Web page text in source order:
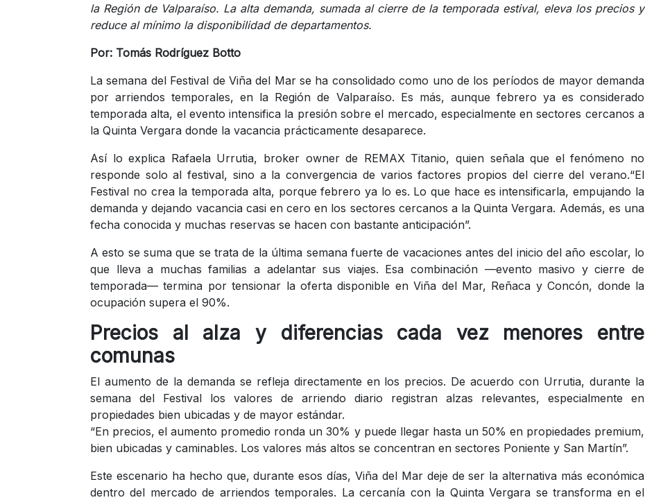
la Región de Valparaíso. La alta demanda, sumada al cierre de la temporada estival, eleva los precios y
reduce al mínimo la disponibilidad de departamentos.
Por: Tomás Rodríguez Botto
La semana del Festival de Viña del Mar se ha consolidado como uno de los períodos de mayor demanda
por arriendos temporales, en la Región de Valparaíso. Es más, aunque febrero ya es considerado
temporada alta, el evento intensifica la presión sobre el mercado, especialmente en sectores cercanos a
la Quinta Vergara donde la vacancia prácticamente desaparece.
Así lo explica Rafaela Urrutia, broker owner de REMAX Titanio, quien señala que el fenómeno no
responde solo al festival, sino a la convergencia de varios factores propios del cierre del verano.“El
Festival no crea la temporada alta, porque febrero ya lo es. Lo que hace es intensificarla, empujando la
demanda y dejando vacancia casi en cero en los sectores cercanos a la Quinta Vergara. Además, es una
fecha conocida y muchas reservas se hacen con bastante anticipación”.
A esto se suma que se trata de la última semana fuerte de vacaciones antes del inicio del año escolar, lo
que lleva a muchas familias a adelantar sus viajes. Esa combinación —evento masivo y cierre de
temporada— termina por tensionar la oferta disponible en Viña del Mar, Reñaca y Concón, donde la
ocupación supera el 90%.
Precios al alza y diferencias cada vez menores entre
comunas
El aumento de la demanda se refleja directamente en los precios. De acuerdo con Urrutia, durante la
semana del Festival los valores de arriendo diario registran alzas relevantes, especialmente en
propiedades bien ubicadas y de mayor estándar.
“En precios, el aumento promedio ronda un 30% y puede llegar hasta un 50% en propiedades premium,
bien ubicadas y caminables. Los valores más altos se concentran en sectores Poniente y San Martín”.
Este escenario ha hecho que, durante esos días, Viña del Mar deje de ser la alternativa más económica
dentro del mercado de arriendos temporales. La cercanía con la Quinta Vergara se transforma en el